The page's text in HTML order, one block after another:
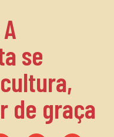
se
de graça